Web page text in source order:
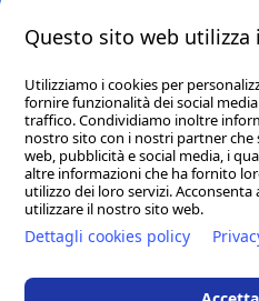
CHI
Questo sito web utilizza
Utilizziamo i cookies per
fornire funzionalità dei social
traffico. Condividiamo inoltre
nostro sito con i nostri partner che
web, pubblicità e social media, i
altre informazioni che ha fornito
utilizzo dei loro servizi.
utilizzare il nostro sito web.
Dettagli cookies policy